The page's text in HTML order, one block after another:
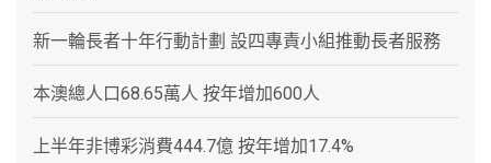
新一輪長者十年行動計劃 設四專責小組推動長者服務
本澳總人口68.65萬人 按年增加600人
上半年非博彩消費444.7億 按年增加17.4%